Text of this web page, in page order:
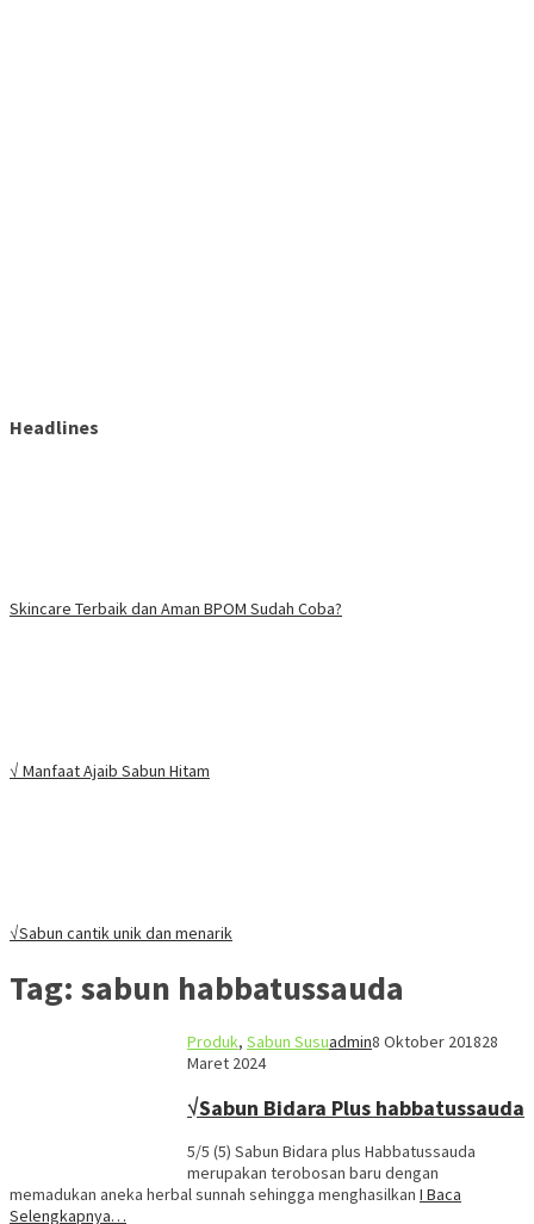
Headlines
Skincare Terbaik dan Aman BPOM Sudah Coba?
√ Manfaat Ajaib Sabun Hitam
√Sabun cantik unik dan menarik
Tag: sabun habbatussauda
Produk, Sabun Susuadmin8 Oktober 201828
Maret 2024
√Sabun Bidara Plus habbatussauda
5/5 (5) Sabun Bidara plus Habbatussauda
merupakan terobosan baru dengan
memadukan aneka herbal sunnah sehingga menghasilkan I Baca
Selengkapnya…